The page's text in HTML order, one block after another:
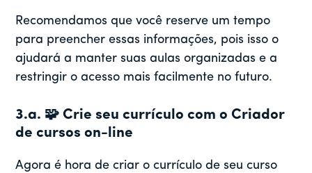
Recomendamos que você reserve um tempo
para preencher essas informações, pois isso o
ajudará a manter suas aulas organizadas e a
restringir o acesso mais facilmente no futuro.
3.a. 🧩 Crie seu currículo com o Criador
de cursos on-line
Agora é hora de criar o currículo de seu curso